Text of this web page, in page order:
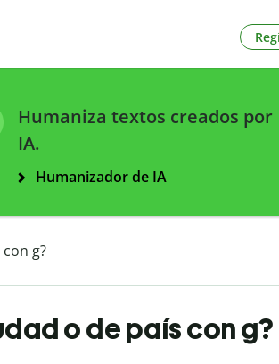
Humaniza textos creados por
IA.
Humanizador de IA
g?
o de país con g?